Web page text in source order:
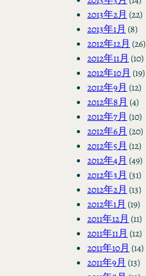
2013年2月 (22)
2013年1月 (8)
2012年12月 (26)
2012年11月 (10)
2012年10月 (19)
2012年9月 (12)
2012年8月 (4)
2012年7月 (10)
2012年6月 (20)
2012年5月 (12)
2012年4月 (49)
2012年3月 (31)
2012年2月 (13)
2012年1月 (19)
2011年12月 (11)
2011年11月 (12)
2011年10月 (14)
2011年9月 (13)